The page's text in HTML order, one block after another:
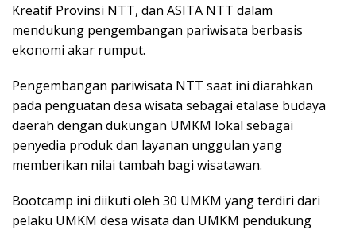
Kreatif Provinsi NTT, dan ASITA NTT dalam
mendukung pengembangan pariwisata berbasis
ekonomi akar rumput.
Pengembangan pariwisata NTT saat ini diarahkan
pada penguatan desa wisata sebagai etalase budaya
daerah dengan dukungan UMKM lokal sebagai
penyedia produk dan layanan unggulan yang
memberikan nilai tambah bagi wisatawan.
Bootcamp ini diikuti oleh 30 UMKM yang terdiri dari
pelaku UMKM desa wisata dan UMKM pendukung